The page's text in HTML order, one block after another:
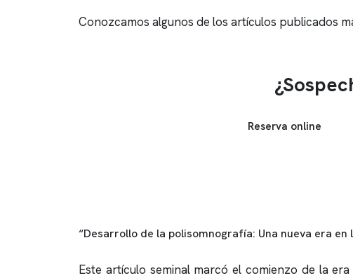
Conozcamos algunos de los artículos publicados
Reserva online
“Desarrollo de la polisomnografía: Una nueva era en
Este artículo seminal marcó el comienzo de la